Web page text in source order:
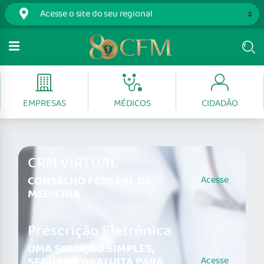
EMPRESAS MÉDICOS CIDADÃO
CRM VIRTUAL
CONSELHO FEDERAL DE
MEDICINA
Acesse
Prescrição Eletrônica
UMA SOLUÇÃO SIMPLES,
Acesse